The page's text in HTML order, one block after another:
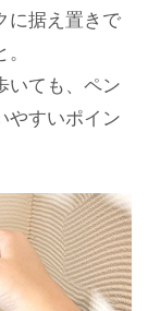
据え置きで
いても、ペン
やすいポイン